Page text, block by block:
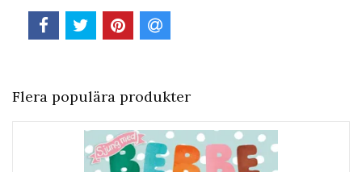
Flera populära produkter